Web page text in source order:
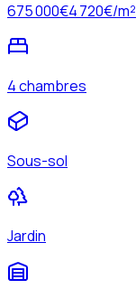
675 000€4 720€/m²
4 chambres
Sous-sol
Jardin